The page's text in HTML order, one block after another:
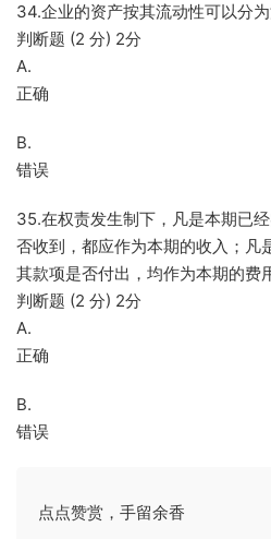
34.企业的资产按其流动性可以分为
判断题 (2 分) 2分
A.
正确
B.
错误
35.在权责发生制下，凡是本期已
否收到，都应作为本期的收入；凡
其款项是否付出，均作为本期的费
判断题 (2 分) 2分
A.
正确
B.
错误
点点赞赏，手留余香